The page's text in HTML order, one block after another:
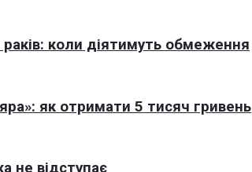
коли діятимуть обмеження
як отримати 5 тисяч гривень
не відступає